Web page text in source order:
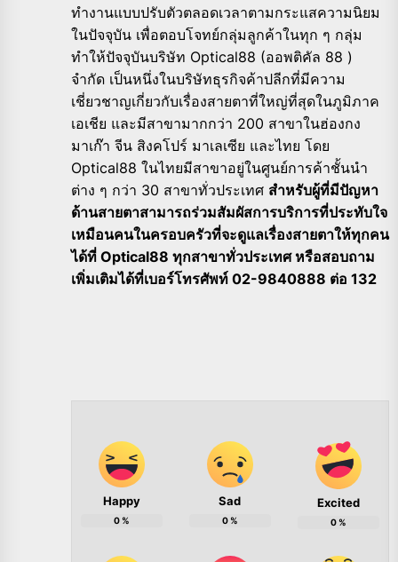
ทำงานแบบปรับตัวตลอดเวลาตามกระแสความนิยม
ในปัจจุบัน เพื่อตอบโจทย์กลุ่มลูกค้าในทุก ๆ กลุ่ม
ทำให้ปัจจุบันบริษัท Optical88 (ออพติคัล 88 )
จำกัด เป็นหนึ่งในบริษัทธุรกิจค้าปลีกที่มีความ
เชี่ยวชาญเกี่ยวกับเรื่องสายตาที่ใหญ่ที่สุดในภูมิภาค
เอเชีย และมีสาขามากกว่า 200 สาขาในฮ่องกง
มาเก๊า จีน สิงคโปร์ มาเลเซีย และไทย โดย
Optical88 ในไทยมีสาขาอยู่ในศูนย์การค้าชั้นนำ
ต่าง ๆ กว่า 30 สาขาทั่วประเทศ สำหรับผู้ที่มีปัญหา
ด้านสายตาสามารถร่วมสัมผัสการบริการที่ประทับใจ
เหมือนคนในครอบครัวที่จะดูแลเรื่องสายตาให้ทุกคน
ได้ที่ Optical88 ทุกสาขาทั่วประเทศ หรือสอบถาม
เพิ่มเติมได้ที่เบอร์โทรศัพท์ 02-9840888 ต่อ 132
Happy
0%
Sad
0%
Excited
0%